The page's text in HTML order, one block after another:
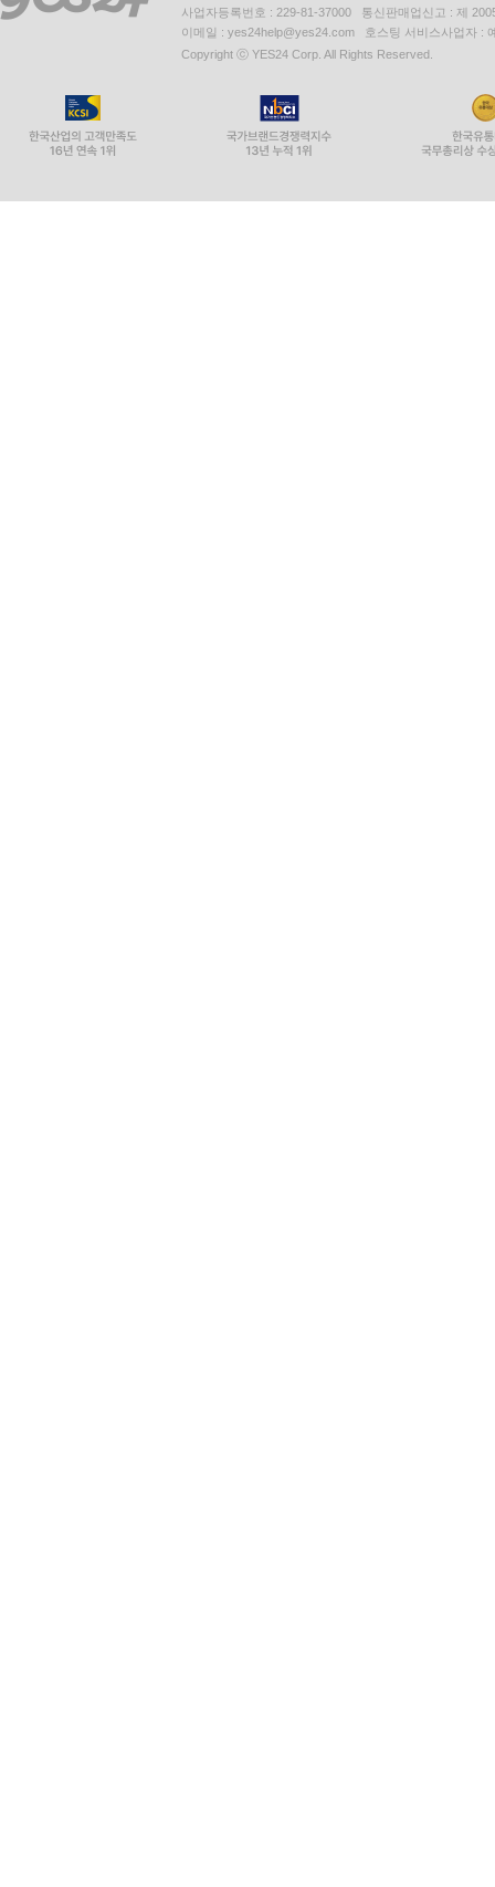
사업자등록번호 : 229-81-37000 통신판매업신고 : 제
이메일 : yes24help@yes24.com 호스팅 서비스사업자 :
Copyright ⓒ YES24 Corp. All Rights Reserved.